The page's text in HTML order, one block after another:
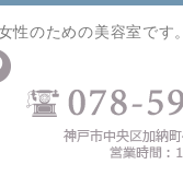
のための美容室です。